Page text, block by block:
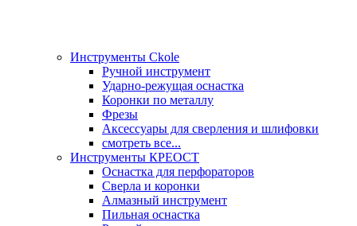
Инструменты Ckole
Ручной инструмент
Ударно‑режущая оснастка
Коронки по металлу
Фрезы
Аксессуары для сверления и шлифовки
смотреть все...
Инструменты КРЕОСТ
Оснастка для перфораторов
Сверла и коронки
Алмазный инструмент
Пильная оснастка